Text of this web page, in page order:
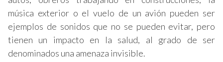
música exterior o el vuelo de un avión pueden ser
ejemplos de sonidos que no se pueden evitar, pero
tienen un impacto en la salud, al grado de ser
denominados una amenaza invisible.